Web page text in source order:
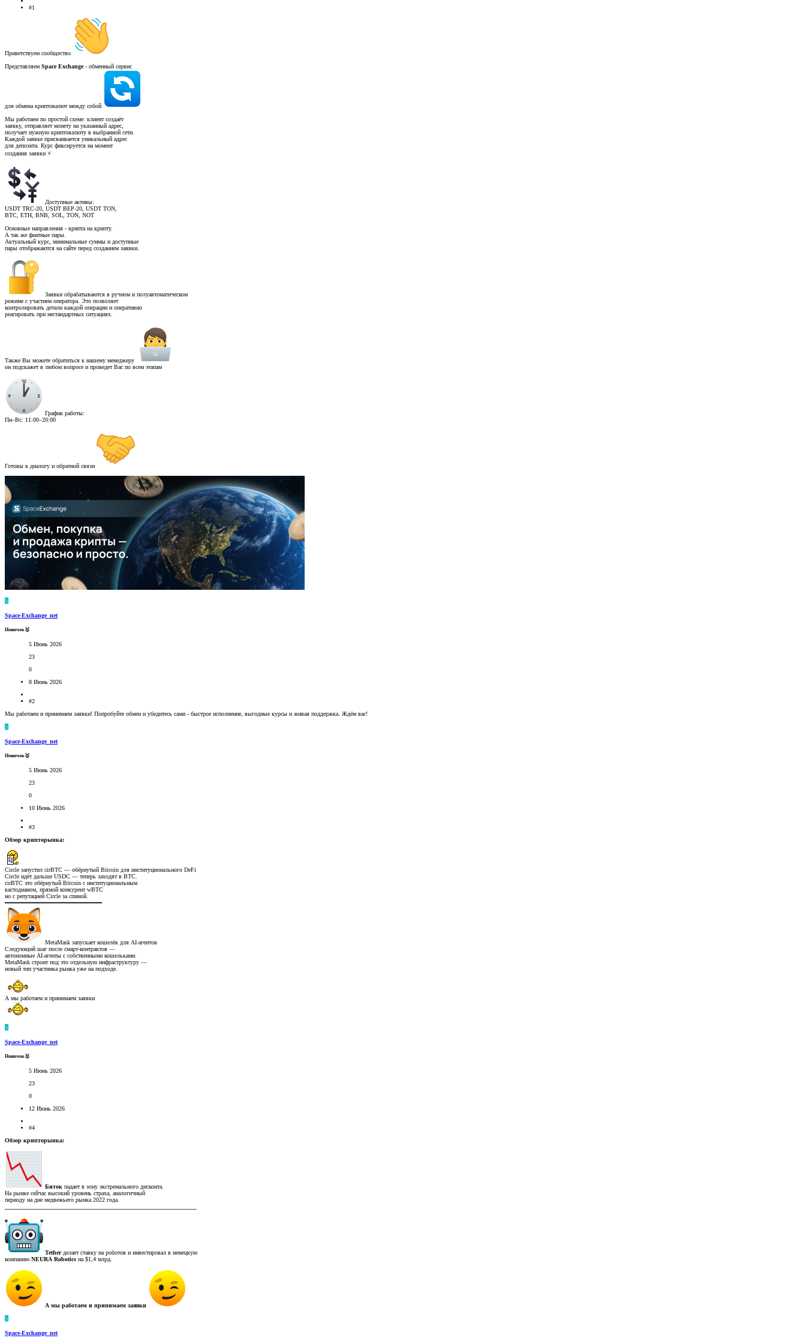
#1
Приветствуем сообщество
Представляем Space Exchange- обменный сервис
для обмена криптовалют между собой
Мы работаем по простой схеме: клиент создаёт
заявку, отправляет монету на указанный адрес,
получает нужную криптовалюту в выбранной сети.
Каждой заявке присваивается уникальный адрес
для депозита. Курс фиксируется на момент
создания заявки ⚡️
Доступные активы:
USDT TRC-20, USDT BEP-20, USDT TON,
BTC, ETH, BNB, SOL, TON, NOT
Основные направления - крипта на крипту.
А так же фиатные пары.
Актуальный курс, минимальные суммы и доступные
пары отображаются на сайте перед созданием заявки.
Заявки обрабатываются в ручном и полуавтоматическом
режиме с участием оператора. Это позволяет
контролировать детали каждой операции и оперативно
реагировать при нестандартных ситуациях.
Также Вы можете обратиться к нашему менеджеру
он подскажет в любом вопросе и проведет Вас по всем этапам
График работы:
Пн–Вс: 11:00–20:00
Готовы к диалогу и обратной связи
S
Space-Exchange_net
Новичок🥇
5 Июнь 2026
23
0
8 Июнь 2026
#2
Мы работаем и принимаем заявки! Попробуйте обмен и убедитесь сами - быстрое исполнение, выгодные курсы и живая поддержка. Ждём вас!
S
Space-Exchange_net
Новичок🥇
5 Июнь 2026
23
0
10 Июнь 2026
#3
Обзор крипторынка:
Circle запустил cirBTC — обёрнутый Bitcoin для институционального DeFi
Circle идёт дальше USDC — теперь заходят в BTC.
cirBTC это обёрнутый Bitcoin с институциональным
кастодианом, прямой конкурент wBTC
но с репутацией Circle за спиной.
━━━━━━━━━━━━━━━━━━━━━━━━━━━
MetaMask запускает кошелёк для AI-агентов
Следующий шаг после смарт-контрактов —
автономные AI-агенты с собственными кошельками.
MetaMask строит под это отдельную инфраструктуру —
новый тип участника рынка уже на подходе.
А мы работаем и принимаем заявки
S
Space-Exchange_net
Новичок🥇
5 Июнь 2026
23
0
12 Июнь 2026
#4
Обзор крипторынка:
Биток падает в зону экстремального дисконта.
На рынке сейчас высокий уровень страха, аналогичный
периоду на дне медвежьего рынка 2022 года.
Tetherделает ставку на роботов и⁠ инвестировал в немецкую
компанию NEURA Robotics⁠ на $1,4 млрд.
А мы работаем и принимаем заявки
S
Space-Exchange_net